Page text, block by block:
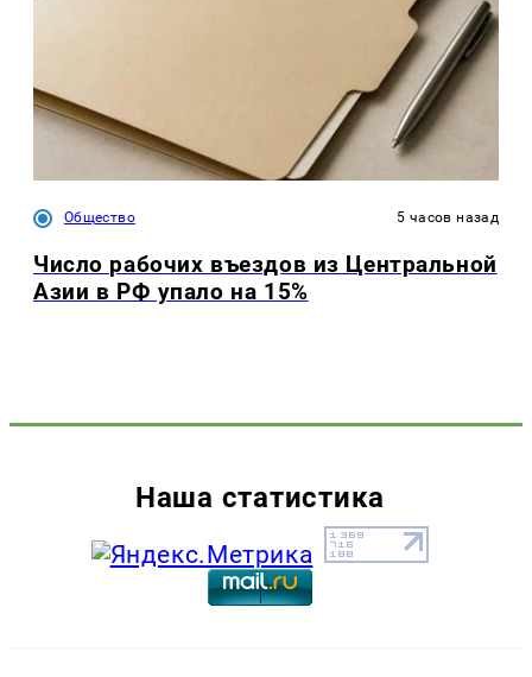
Общество 5 часов назад
Число рабочих въездов из Центральной
Азии в РФ упало на 15%
Наша статистика